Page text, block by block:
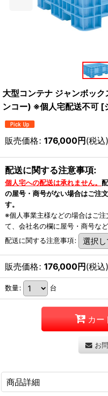
大型コンテナ ジャンボッ
ンコー) ※個人宅配送不可 [
販売価格: 176,000円(税込)
配送に関する注意事項:
個人宅への配送は承れません。
の屋号・商号がない場合はご注
す。
※個人事業主様などの場合はご
て、会社名の欄に屋号・商号な
配送に関する注意事項:
販売価格: 176,000円(税込)
数量: 台
カー
お
商品詳細